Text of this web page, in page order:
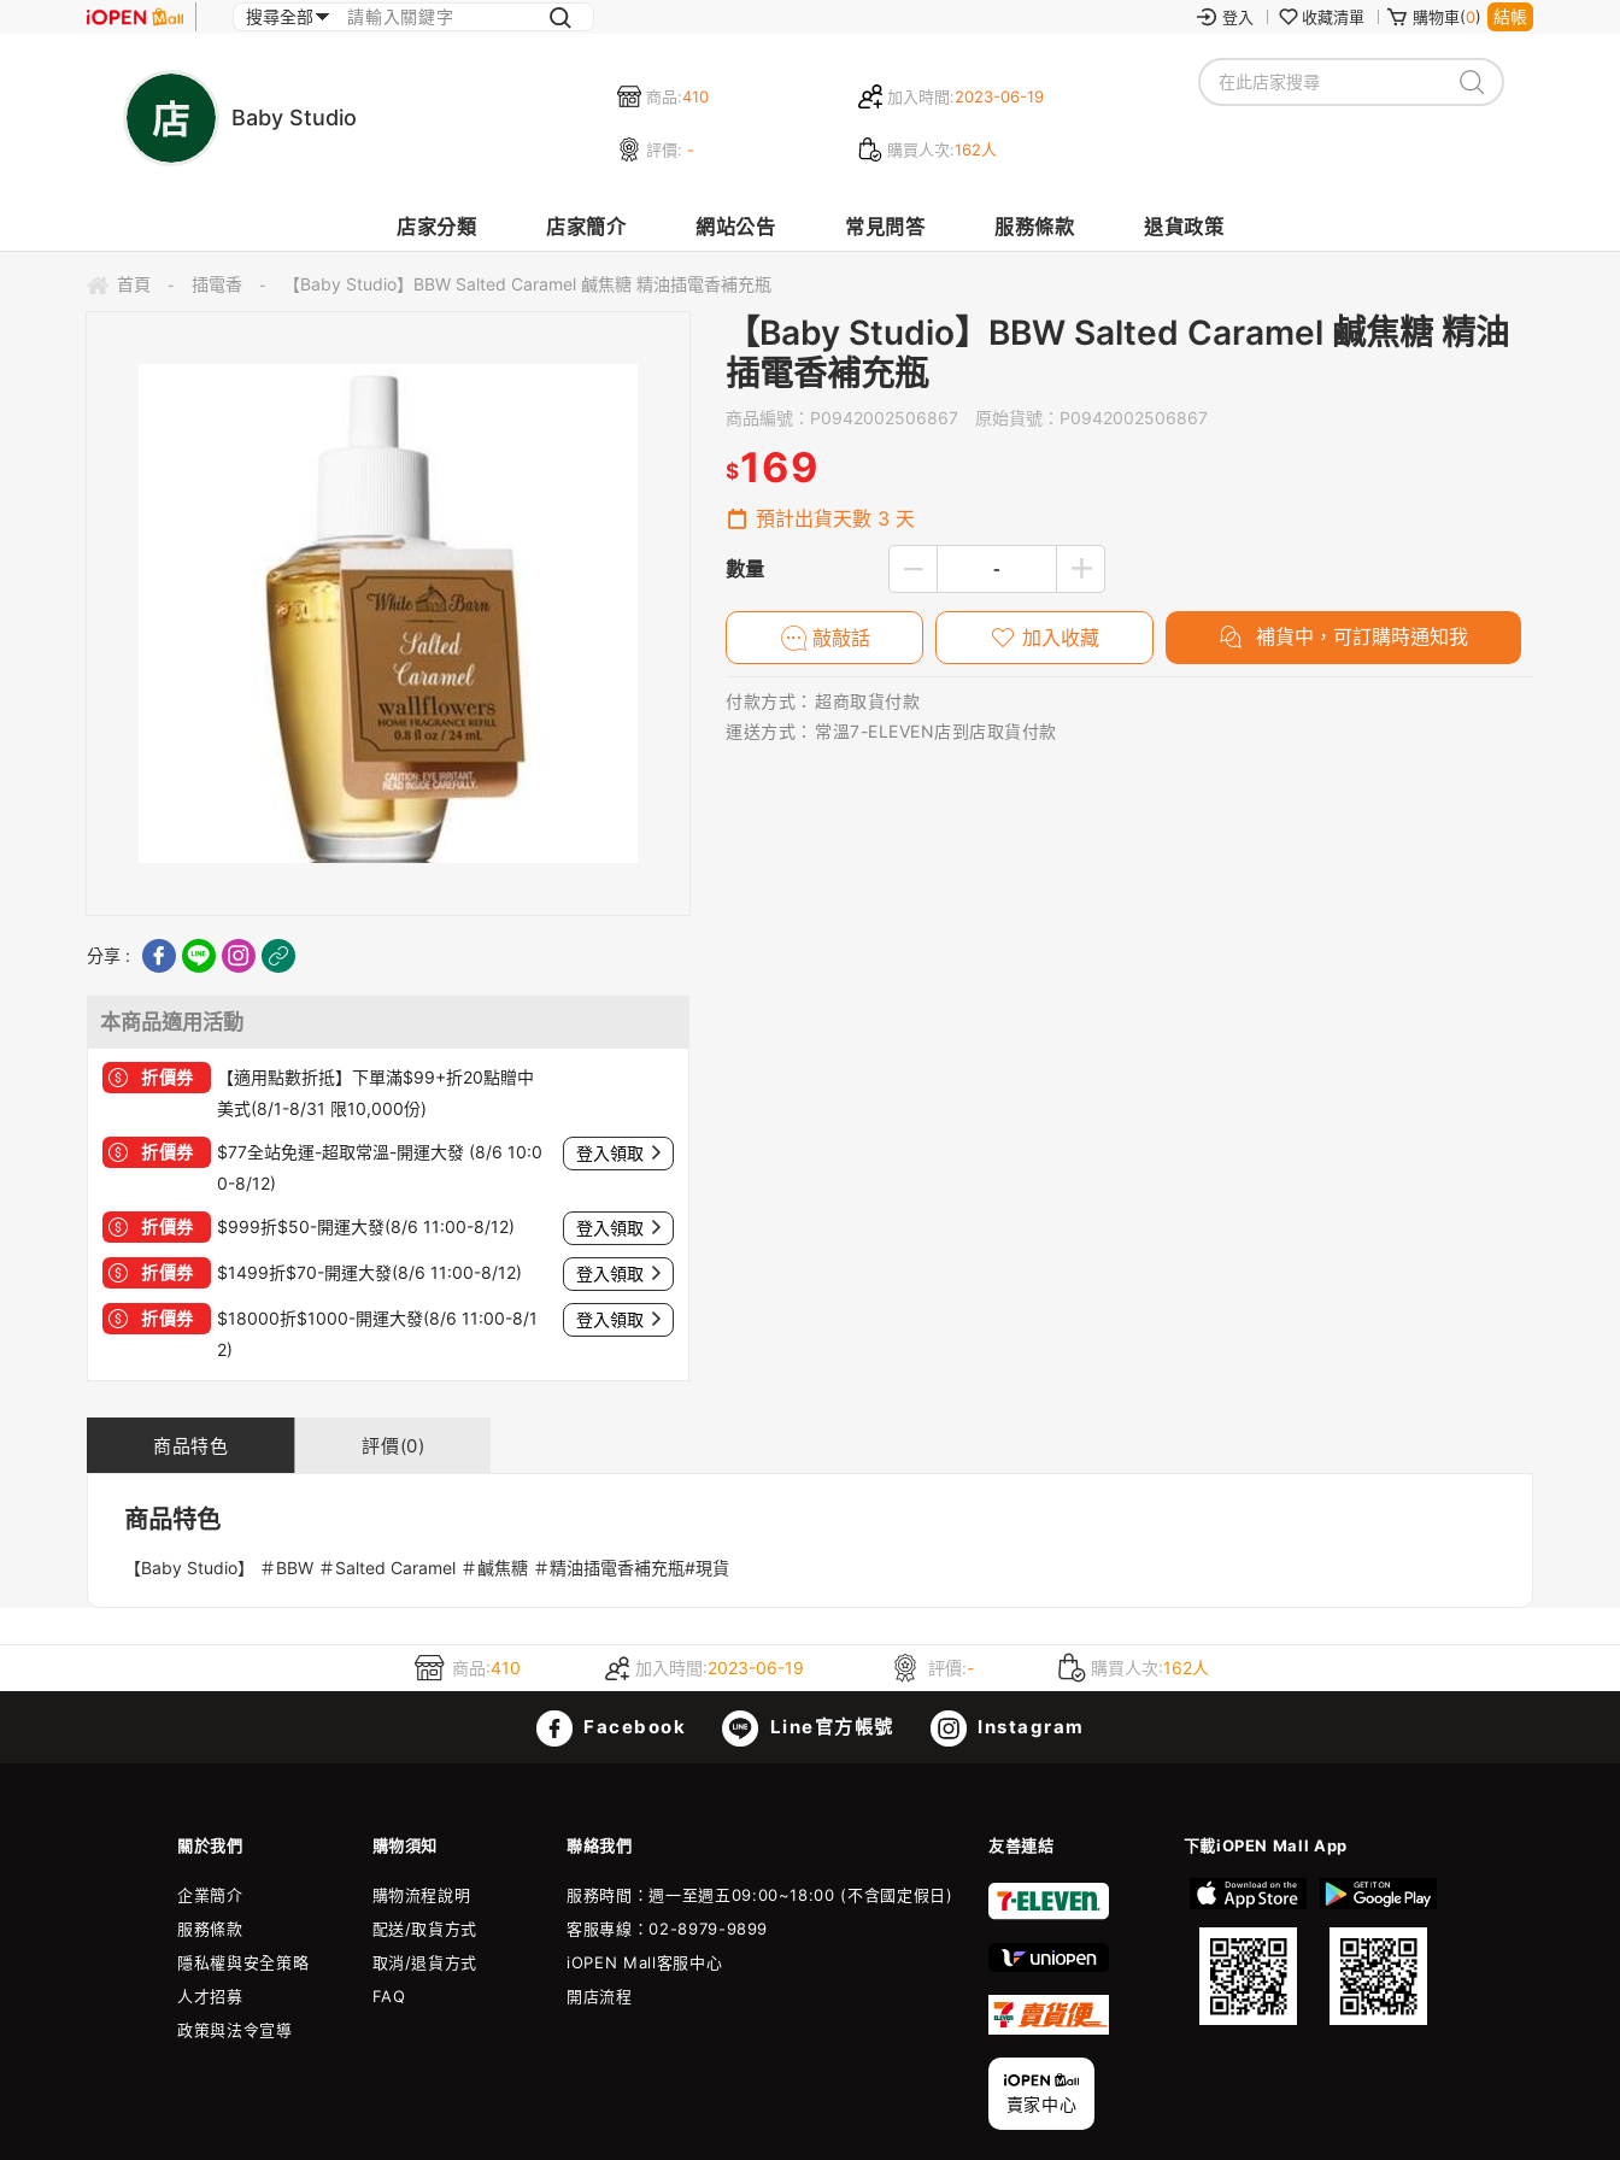
登入 收藏清單 購物車(0) 結帳
商品:410 加入時間:2023-06-19
評價: - 購買人次:162人
Baby Studio
店家分類 店家簡介 網站公告 常見問答 服務條款 退貨政策
首頁 - 插電香 - 【Baby Studio】BBW Salted Caramel 鹹焦糖 精油插電香補充瓶
分享 :
本商品適用活動
折價券
【適用點數折抵】下單滿$99+折20點贈中
美式(8/1-8/31 限10,000份)
折價券
$77全站免運-超取常溫-開運大發 (8/6 10:0
0-8/12)
登入領取
折價券 $999折$50-開運大發(8/6 11:00-8/12) 登入領取
折價券 $1499折$70-開運大發(8/6 11:00-8/12) 登入領取
折價券
$18000折$1000-開運大發(8/6 11:00-8/1
2)
登入領取
【Baby Studio】BBW Salted Caramel 鹹焦糖 精油
插電香補充瓶
商品編號： P0942002506867 原始貨號： P0942002506867
$169
預計出貨天數 3 天
數量
敲敲話 加入收藏 補貨中，可訂購時通知我
付款方式： 超商取貨付款
運送方式： 常溫7-ELEVEN店到店取貨付款
商品特色 評價(0)
商品特色
【Baby Studio】 ＃BBW ＃Salted Caramel ＃鹹焦糖 ＃精油插電香補充瓶#現貨
商品:410 加入時間:2023-06-19 評價:- 購買人次:162人
Facebook Line官方帳號 Instagram
關於我們 購物須知 聯絡我們 友善連結 下載iOPEN Mall App
企業簡介
服務條款
隱私權與安全策略
人才招募
政策與法令宣導
購物流程說明
配送/取貨方式
取消/退貨方式
FAQ
服務時間：週一至週五09:00~18:00 (不含國定假日)
客服專線：02-8979-9899
iOPEN Mall客服中心
開店流程
賣家中心